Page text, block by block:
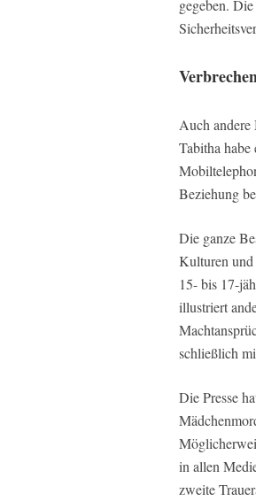
gegeben.
Auch andere
Tabitha
Beziehung
Die ganze
Kulturen und
15- bis 17-
illustriert
schließlich
Die Presse
in allen
zweite